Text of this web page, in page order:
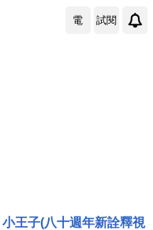
電 試閱
小王子(八十週年新詮釋視